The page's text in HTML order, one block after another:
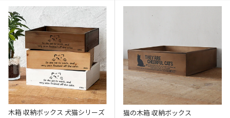
木箱 収納ボックス 犬猫シリーズ 猫の木箱 収納ボックス